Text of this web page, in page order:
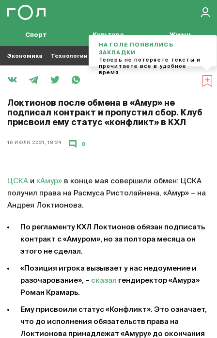
Спорт Культура Жизнь
Экономика Технологии Кино Футбол
Локтионов после обмена в «Амур» не
подписал контракт и пропустил сбор. Клуб
присвоил ему статус «конфликт» в КХЛ
16 ИЮЛЯ 2021, 18:24 0
ЦСКА и «Амур» в конце мая совершили обмен: ЦСКА
получил права на Расмуса Ристолайнена, «Амур» – на
Андрея Локтионова.
По регламенту КХЛ Локтионов обязан подписать
контракт с «Амуром», но за полтора месяца он
этого не сделал.
«Позиция игрока вызывает у нас недоумение и
разочарование», – сказал гендиректор «Амура»
Роман Крамарь.
Ему присвоили статус «Конфликт». Это означает,
что до исполнения обязательств права на
Локтионова принадлежат «Амуру» до окончания
НА ГОЛЕ ПОЯВИЛИСЬ
ЗАКЛАДКИ
Теперь не потеряете тексты и
прочитаете все в удобное
время